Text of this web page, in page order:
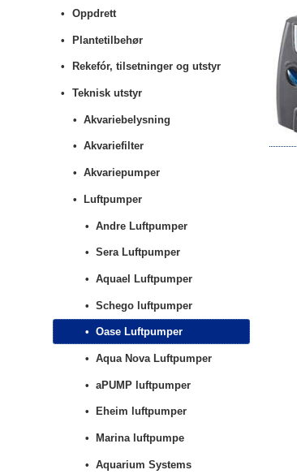
Oppdrett
Plantetilbehør
Rekefór, tilsetninger og utstyr
Teknisk utstyr
Akvariebelysning
Akvariefilter
Akvariepumper
Luftpumper
Andre Luftpumper
Sera Luftpumper
Aquael Luftpumper
Schego luftpumper
Oase Luftpumper
Aqua Nova Luftpumper
aPUMP luftpumper
Eheim luftpumper
Marina luftpumpe
Aquarium Systems